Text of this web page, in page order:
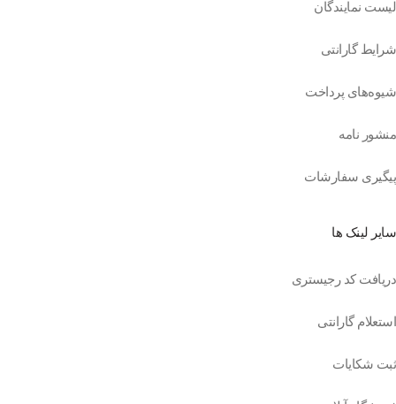
لیست نمایندگان
شرایط گارانتی
شیوه‌های پرداخت
منشور نامه
پیگیری سفارشات
سایر لینک ها
دریافت کد رجیستری
استعلام گارانتی
ثبت شکایات